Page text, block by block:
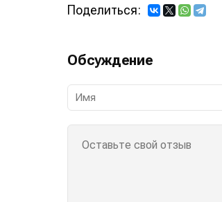
Поделиться:
Обсуждение